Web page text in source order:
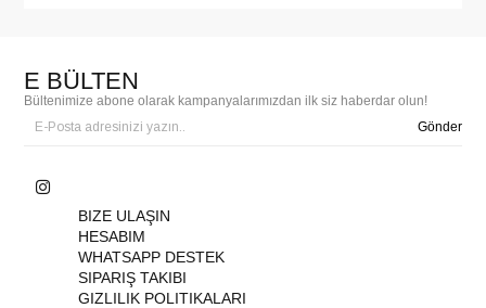
E BÜLTEN
Bültenimize abone olarak kampanyalarımızdan ilk siz haberdar olun!
Gönder
BIZE ULAŞIN
HESABIM
WHATSAPP DESTEK
SIPARIŞ TAKIBI
GIZLILIK POLITIKALARI